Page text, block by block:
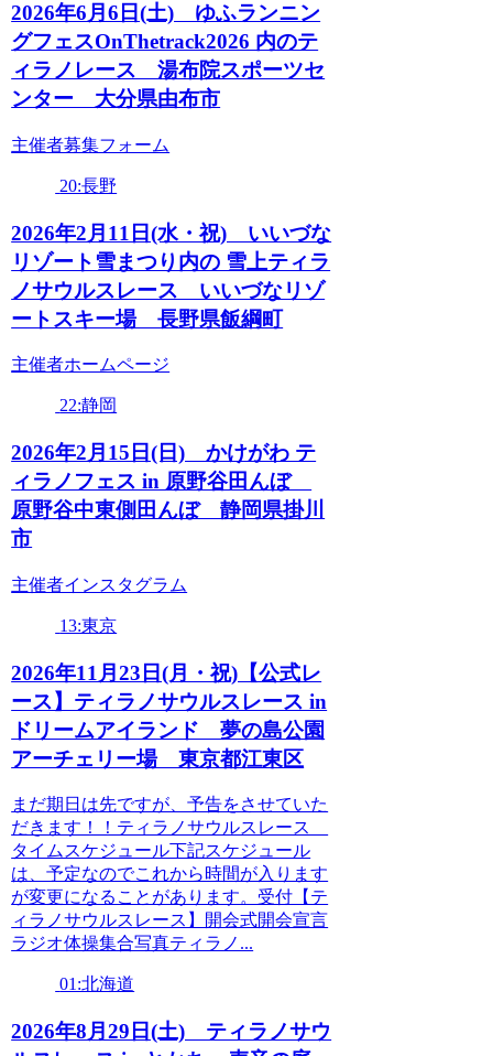
2026年6月6日(土) ゆふランニン
グフェスOnThetrack2026 内のテ
ィラノレース 湯布院スポーツセ
ンター 大分県由布市
主催者募集フォーム
20:長野
2026年2月11日(水・祝) いいづな
リゾート雪まつり内の 雪上ティラ
ノサウルスレース いいづなリゾ
ートスキー場 長野県飯綱町
主催者ホームページ
22:静岡
2026年2月15日(日) かけがわ テ
ィラノフェス in 原野谷田んぼ
原野谷中東側田んぼ 静岡県掛川
市
主催者インスタグラム
13:東京
2026年11月23日(月・祝)【公式レ
ース】ティラノサウルスレース in
ドリームアイランド 夢の島公園
アーチェリー場 東京都江東区
まだ期日は先ですが、予告をさせていた
だきます！！ティラノサウルスレース
タイムスケジュール下記スケジュール
は、予定なのでこれから時間が入ります
が変更になることがあります。受付【テ
ィラノサウルスレース】開会式開会宣言
ラジオ体操集合写真ティラノ...
01:北海道
2026年8月29日(土) ティラノサウ